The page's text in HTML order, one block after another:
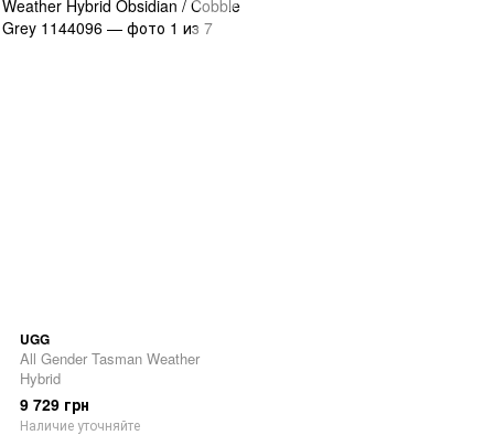
UGG
All Gender Tasman Weather
Hybrid
9 729 грн
Наличие уточняйте